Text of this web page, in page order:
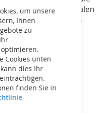
Cookie
Bar
um unsere
Ihnen
zu
Cookies unten
dies Ihr
finden Sie in
und es zu einem idealen
nach einem langen